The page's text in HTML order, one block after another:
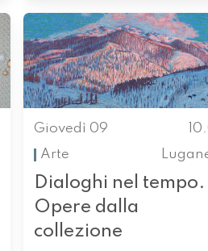
Giovedì 09
Arte
Dialoghi nel tempo.
Opere dalla
collezione